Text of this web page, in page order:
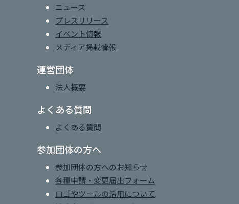
ニュース
プレスリリース
イベント情報
メディア掲載情報
運営団体
法人概要
よくある質問
よくある質問
参加団体の方へ
参加団体の方へのお知らせ
各種申請・変更届出フォーム
ロゴやツールの活用について